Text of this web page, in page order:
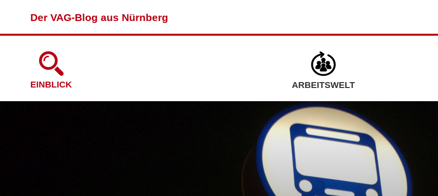
Der VAG-Blog aus Nürnberg
EINBLICK ARBEITSWELT